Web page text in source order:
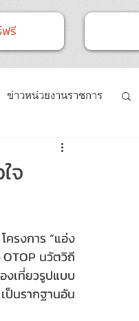
รี
ข่าวหน่วยงานราชการ
จ
รงการ “แอ่ง
นวัตวิถี
งเที่ยวรูปแบบ
ป็นรากฐานอัน